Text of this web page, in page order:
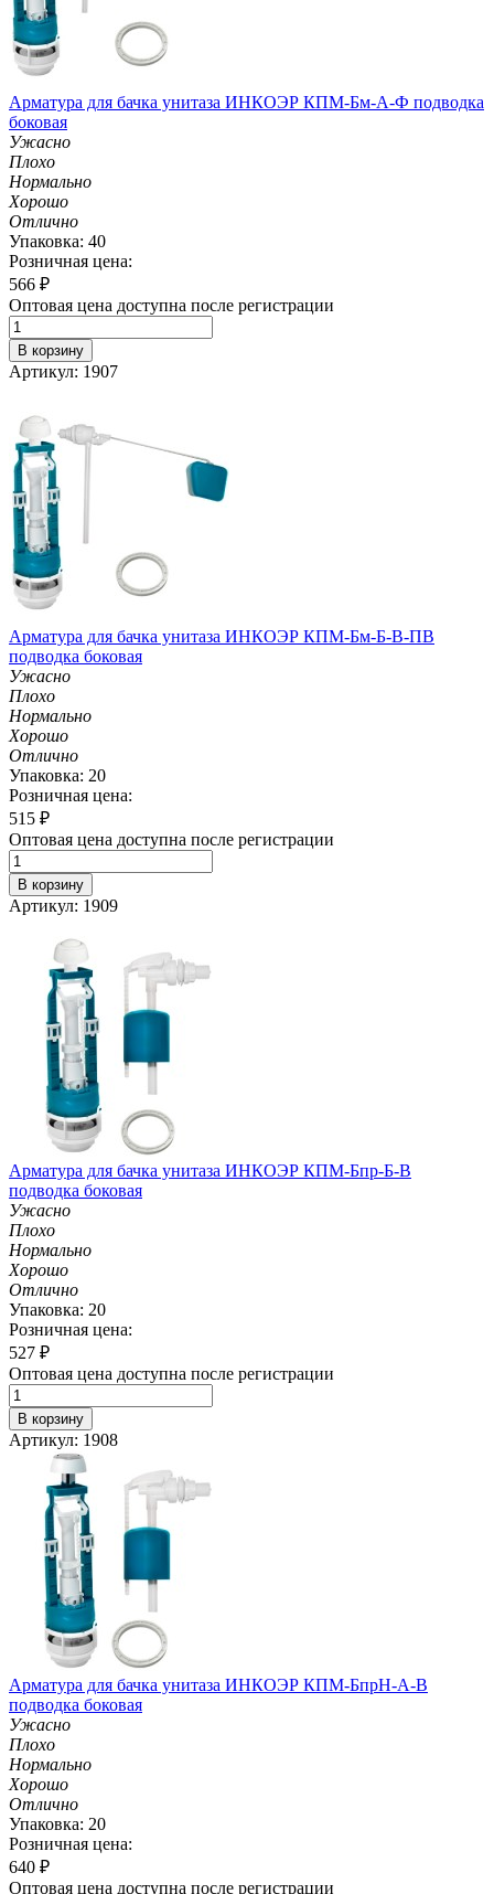
Арматура для бачка унитаза ИНКОЭР КПМ-Бм-А-Ф подводка
боковая
Ужасно
Плохо
Нормально
Хорошо
Отлично
Упаковка: 40
Розничная цена:
566 ₽
Оптовая цена доступна после регистрации
В корзину
Артикул: 1907
Арматура для бачка унитаза ИНКОЭР КПМ-Бм-Б-В-ПВ
подводка боковая
Ужасно
Плохо
Нормально
Хорошо
Отлично
Упаковка: 20
Розничная цена:
515 ₽
Оптовая цена доступна после регистрации
В корзину
Артикул: 1909
Арматура для бачка унитаза ИНКОЭР КПМ-Бпр-Б-В
подводка боковая
Ужасно
Плохо
Нормально
Хорошо
Отлично
Упаковка: 20
Розничная цена:
527 ₽
Оптовая цена доступна после регистрации
В корзину
Артикул: 1908
Арматура для бачка унитаза ИНКОЭР КПМ-БпрН-А-В
подводка боковая
Ужасно
Плохо
Нормально
Хорошо
Отлично
Упаковка: 20
Розничная цена:
640 ₽
Оптовая цена доступна после регистрации